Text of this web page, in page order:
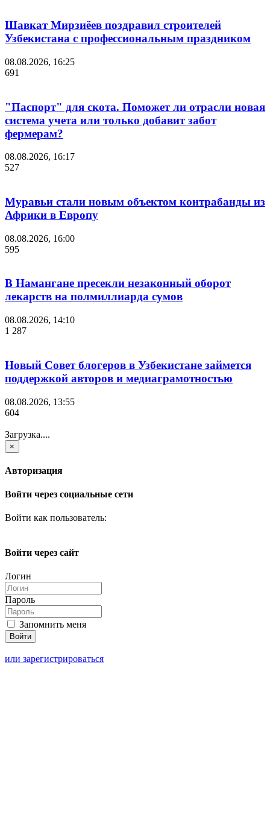
Шавкат Мирзиёев поздравил строителей
Узбекистана с профессиональным праздником
08.08.2026, 16:25
691
"Паспорт" для скота. Поможет ли отрасли новая
система учета или только добавит забот
фермерам?
08.08.2026, 16:17
527
Муравьи стали новым объектом контрабанды из
Африки в Европу
08.08.2026, 16:00
595
В Намангане пресекли незаконный оборот
лекарств на полмиллиарда сумов
08.08.2026, 14:10
1 287
Новый Совет блогеров в Узбекистане займется
поддержкой авторов и медиаграмотностью
08.08.2026, 13:55
604
Загрузка....
×
Авторизация
Войти через социальные сети
Войти как пользователь:
Войти через сайт
Логин
Пароль
Запомнить меня
или зарегистрироваться